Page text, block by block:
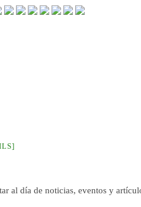
al día de noticias, eventos y